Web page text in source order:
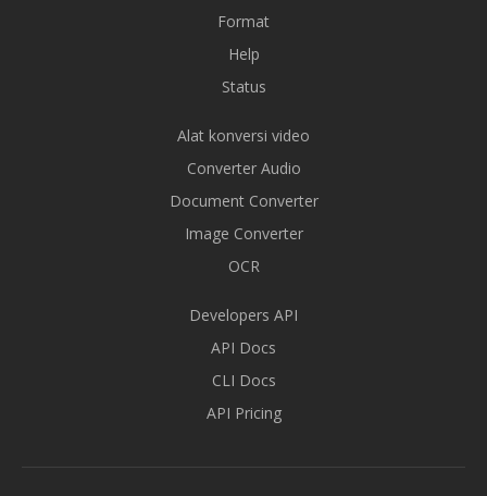
Format
Help
Status
Alat konversi video
Converter Audio
Document Converter
Image Converter
OCR
Developers API
API Docs
CLI Docs
API Pricing